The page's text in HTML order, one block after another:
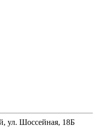
ул. Шоссейная, 18Б